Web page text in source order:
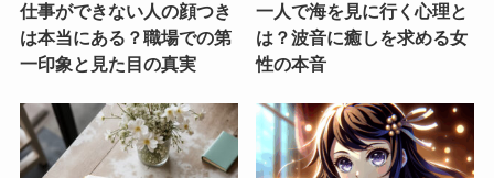
仕事ができない人の顔つき
は本当にある？職場での第
一印象と見た目の真実
一人で海を見に行く心理と
は？波音に癒しを求める女
性の本音